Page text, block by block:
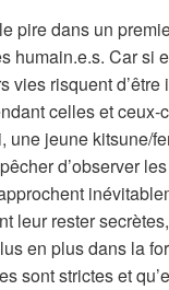
pire dans un
humain.e.s. Car si
vies risquent d’être
celles et ceux-
une jeune kitsune/
d’observer
leur rester
en plus dans la
sont strictes et